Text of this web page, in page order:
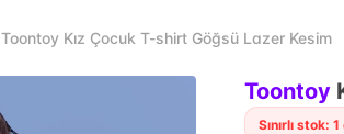
Toontoy Kız Çocuk T-shirt Göğsü Lazer Kesim
Toontoy
Sınırlı stok: